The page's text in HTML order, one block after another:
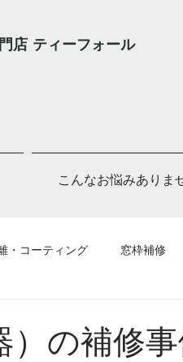
店 ティーフォール
こんなお悩みありま
・コーティング 窓枠補修
の補修事